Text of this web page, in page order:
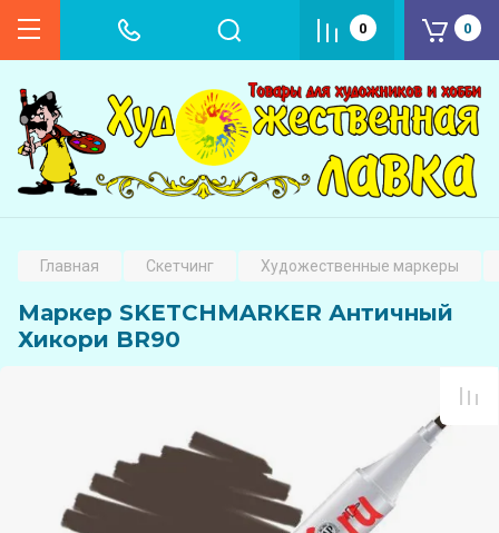
0 0
Главная Скетчинг Художественные маркеры
Маркер SKETCHMARKER Античный
Хикори BR90